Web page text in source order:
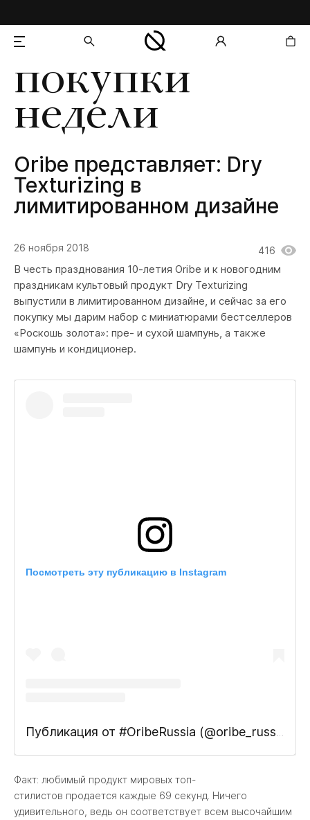
добавлен в корзину
покупки
недели
Oribe представляет: Dry
Texturizing в
лимитированном дизайне
26 ноября 2018 416
В честь празднования 10-летия Oribe и к новогодним
праздникам культовый продукт Dry Texturizing
выпустили в лимитированном дизайне, и сейчас за его
покупку мы дарим набор с миниатюрами бестселлеров
«Роскошь золота»: пре- и сухой шампунь, а также
шампунь и кондиционер.
Посмотреть эту публикацию в Instagram
Публикация от #OribeRussia (@oribe_russia)
Факт: любимый продукт мировых топ-
стилистов продается каждые 69 секунд. Ничего
удивительного, ведь он соответствует всем высочайшим